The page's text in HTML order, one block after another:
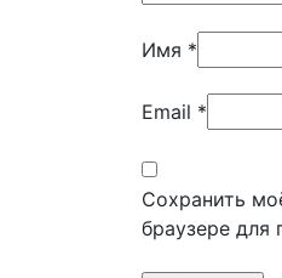
Имя *
Email *
Сохранить
браузере